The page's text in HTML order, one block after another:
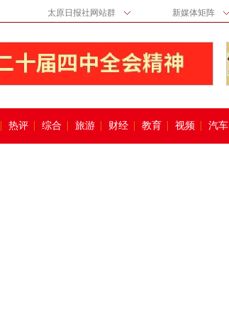
太原日报社网站群 新媒体矩阵
热评 综合 旅游 财经 教育 视频 汽车